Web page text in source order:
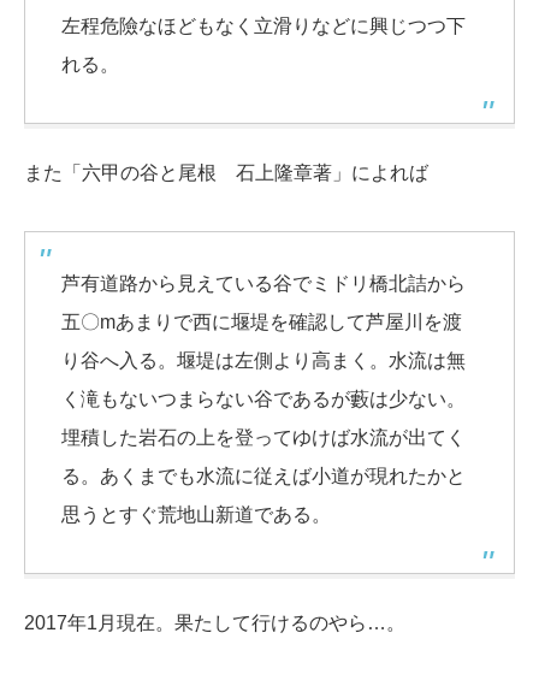
左程危險なほどもなく立滑りなどに興じつつ下
れる。
また「六甲の谷と尾根 石上隆章著」によれば
芦有道路から見えている谷でミドリ橋北詰から
五〇mあまりで西に堰堤を確認して芦屋川を渡
り谷へ入る。堰堤は左側より高まく。水流は無
く滝もないつまらない谷であるが藪は少ない。
埋積した岩石の上を登ってゆけば水流が出てく
る。あくまでも水流に従えば小道が現れたかと
思うとすぐ荒地山新道である。
2017年1月現在。果たして行けるのやら…。